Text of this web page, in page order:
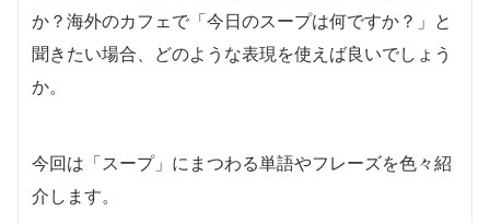
か？海外のカフェで「今日のスープは何ですか？」と
聞きたい場合、どのような表現を使えば良いでしょう
か。
今回は「スープ」にまつわる単語やフレーズを色々紹
介します。